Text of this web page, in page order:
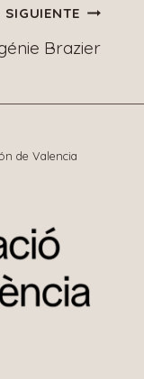
SIGUIENTE
Brazier
de Valencia